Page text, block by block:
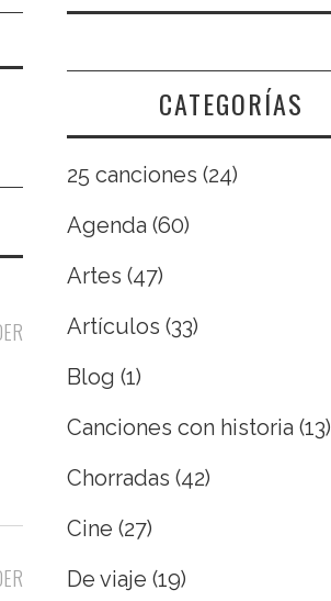
CATEGORÍAS
25 canciones (24)
Agenda (60)
Artes (47)
Artículos (33)
Blog (1)
Canciones con historia (13)
Chorradas (42)
Cine (27)
De viaje (19)